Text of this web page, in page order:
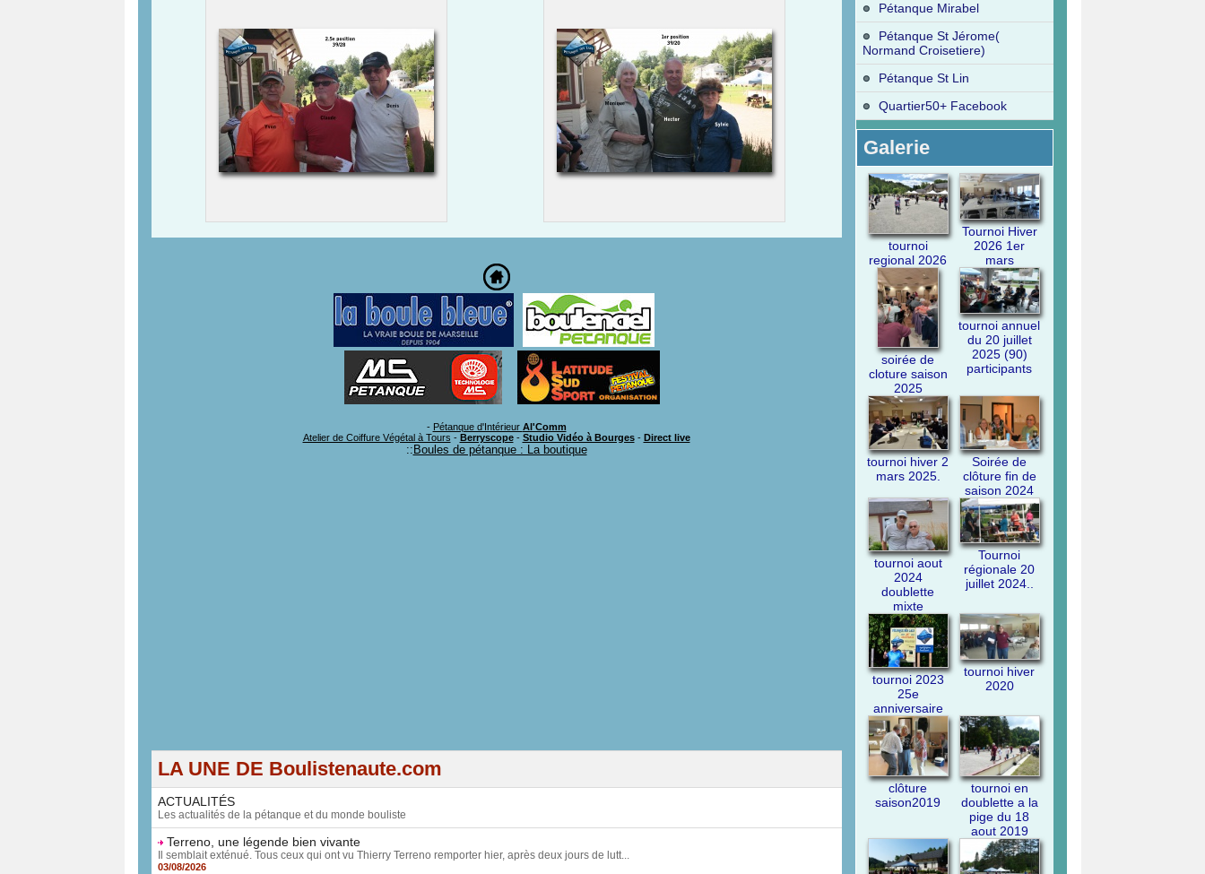
- Pétanque d'Intérieur Al'Comm
Atelier de Coiffure Végétal à Tours - Berryscope- Studio Vidéo à Bourges- Direct live
:: Boules de pétanque : La boutique
LA UNE DE Boulistenaute.com
ACTUALITÉS
Les actualités de la pétanque et du monde bouliste
Terreno, une légende bien vivante
Il semblait exténué. Tous ceux qui ont vu Thierry Terreno remporter hier, après deux jours de lutt...
03/08/2026
Pétanque Mirabel
Pétanque St Jérome(
Normand Croisetiere)
Pétanque St Lin
Quartier50+ Facebook
Galerie
tournoi
regional 2026
Tournoi Hiver
2026 1er
mars
soirée de
cloture saison
2025
tournoi annuel
du 20 juillet
2025 (90)
participants
tournoi hiver 2
mars 2025.
Soirée de
clôture fin de
saison 2024
tournoi aout
2024
doublette
mixte
Tournoi
régionale 20
juillet 2024..
tournoi 2023
25e
anniversaire
tournoi hiver
2020
clôture
saison2019
tournoi en
doublette a la
pige du 18
aout 2019